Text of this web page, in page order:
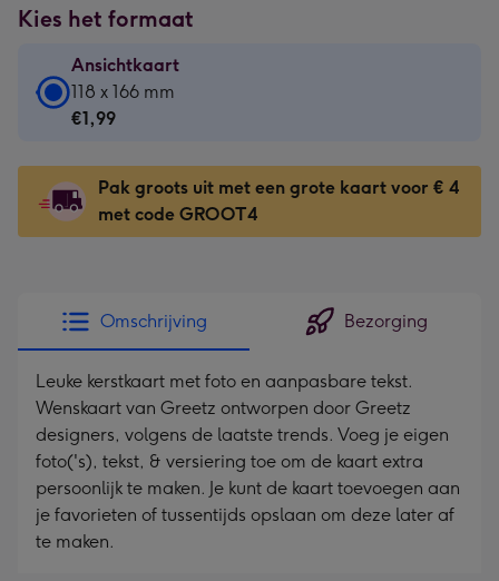
Kies het formaat
Ansichtkaart
Ansichtkaart
-
-
118
x
Dimensions:
118
x
166
mm
118 x 166 mm
€1,99
Pak groots uit met een grote kaart voor € 4
met code GROOT4
Omschrijving Bezorging
Leuke kerstkaart met foto en aanpasbare tekst.
Wenskaart van Greetz ontworpen door Greetz
designers, volgens de laatste trends. Voeg je eigen
foto('s), tekst, & versiering toe om de kaart extra
persoonlijk te maken. Je kunt de kaart toevoegen aan
je favorieten of tussentijds opslaan om deze later af
te maken.